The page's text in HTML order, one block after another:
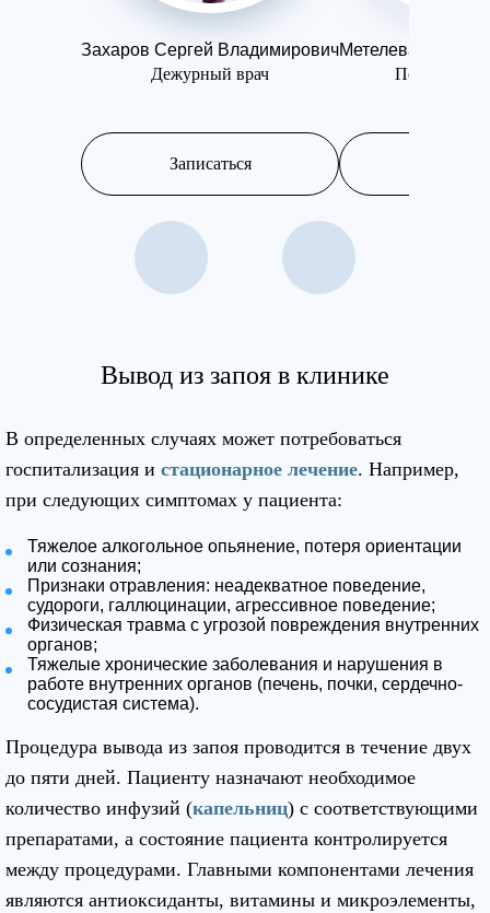
Захаров Сергей Владимирович
Дежурный врач
Записаться
Метелева Ольга
Вывод из запоя в клинике
В определенных случаях может потребоваться
госпитализация и стационарное лечение. Например,
при следующих симптомах у пациента:
Тяжелое алкогольное опьянение, потеря ориентации
или сознания;
Признаки отравления: неадекватное поведение,
судороги, галлюцинации, агрессивное поведение;
Физическая травма с угрозой повреждения внутренних
органов;
Тяжелые хронические заболевания и нарушения в
работе внутренних органов (печень, почки, сердечно-
сосудистая система).
Процедура вывода из запоя проводится в течение двух
до пяти дней. Пациенту назначают необходимое
количество инфузий (капельниц) с соответствующими
препаратами, а состояние пациента контролируется
между процедурами. Главными компонентами лечения
являются антиоксиданты, витамины и микроэлементы,